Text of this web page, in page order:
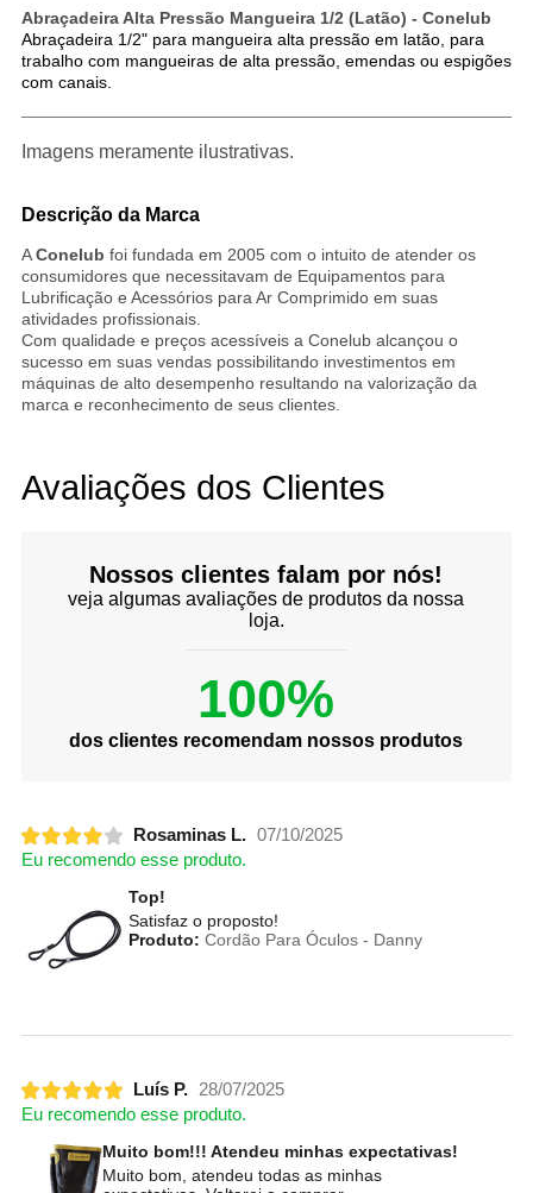
Abraçadeira Alta Pressão Mangueira 1/2 (Latão) - Conelub
Abraçadeira 1/2" para mangueira alta pressão em latão, para
trabalho com mangueiras de alta pressão, emendas ou espigões
com canais.
Imagens meramente ilustrativas.
Descrição da Marca
AConelub foi fundada em 2005 com o intuito de atender os
consumidores que necessitavam de Equipamentos para
Lubrificação e Acessórios para Ar Comprimido em suas
atividades profissionais.
Com qualidade e preços acessíveis a Conelub alcançou o
sucesso em suas vendas possibilitando investimentos em
máquinas de alto desempenho resultando na valorização da
marca e reconhecimento de seus clientes.
Avaliações dos Clientes
Nossos clientes falam por nós!
veja algumas avaliações de produtos da nossa
loja.
100%
dos clientes recomendam nossos produtos
Rosaminas L. 07/10/2025
Eu recomendo esse produto.
Top!
Satisfaz o proposto!
Produto: Cordão Para Óculos - Danny
Luís P. 28/07/2025
Eu recomendo esse produto.
Muito bom!!! Atendeu minhas expectativas!
Muito bom, atendeu todas as minhas